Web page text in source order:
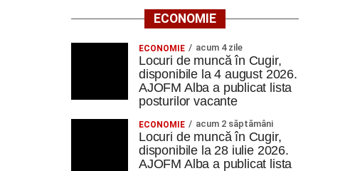
ECONOMIE
ECONOMIE acum 4 zile
Locuri de muncă în Cugir,
disponibile la 4 august 2026.
AJOFM Alba a publicat lista
posturilor vacante
ECONOMIE acum 2 săptămâni
Locuri de muncă în Cugir,
disponibile la 28 iulie 2026.
AJOFM Alba a publicat lista